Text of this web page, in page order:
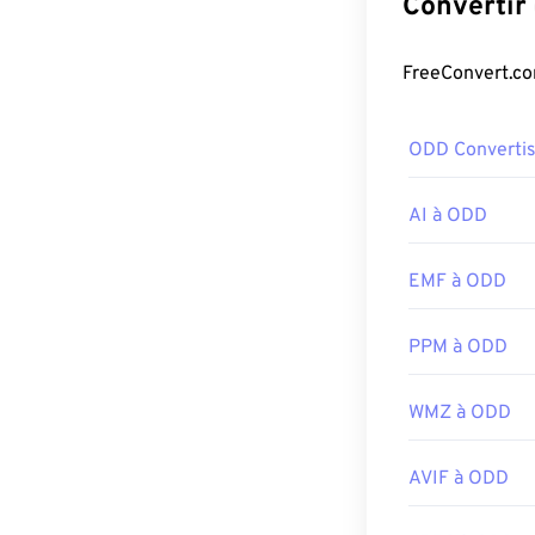
conceptions
également
système
vers JPG,PNG
D'autres
fichiers ;
notamment
ODD
AI à ODD
EMF à ODD
PPM à ODD
WMZ à ODD
AVIF à ODD